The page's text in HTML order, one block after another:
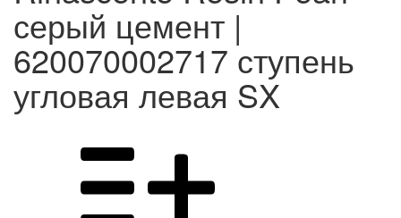
серый цемент |
620070002717 ступень
угловая левая SX